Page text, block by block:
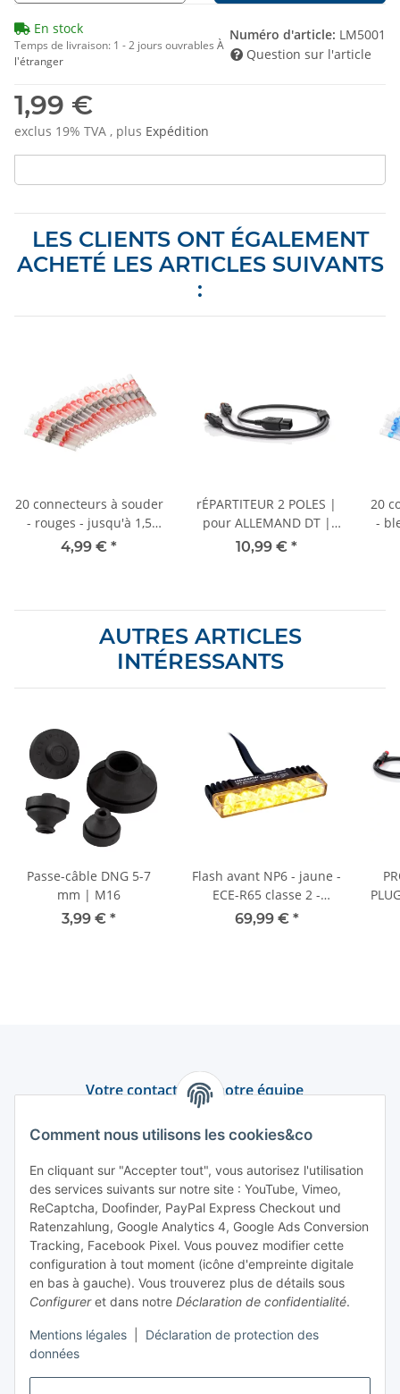
Comment nous utilisons les cookies&co
En cliquant sur "Accepter tout", vous autorisez l'utilisation
des services suivants sur notre site : YouTube, Vimeo,
ReCaptcha, Doofinder, PayPal Express Checkout und
Ratenzahlung, Google Analytics 4, Google Ads Conversion
Tracking, Facebook Pixel. Vous pouvez modifier cette
configuration à tout moment (icône d'empreinte digitale
en bas à gauche). Vous trouverez plus de détails sous
Configureret dans notre Déclaration de confidentialité.
Mentions légales
Déclaration de protection des
données
1,99 €
exclus 19% TVA , plus Expédition
En stock
Temps de livraison: 1 - 2 jours ouvrables À
l'étranger
Numéro d'article: LM5001
Question sur l'article
LES CLIENTS ONT ÉGALEMENT
ACHETÉ LES ARTICLES SUIVANTS
:
20 connecteurs à souder
- rouges - jusqu'à 1,5
mm²
4,99 € *
rÉPARTITEUR 2 POLES |
pour ALLEMAND DT |
Répartiteur en Y avec
10,99 € *
20
-
AUTRES ARTICLES
INTÉRESSANTS
Passe-câble DNG 5-7
mm | M16
3,99 € *
Flash avant NP6 - jaune -
ECE-R65 classe 2 -
commutation jour/nuit
69,99 € *
Votre contact avec notre équipe
Trouver un interlocuteur
Information et service
Paiement et livraison